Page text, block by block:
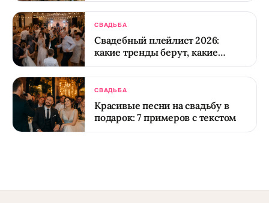
СВАДЬБА
Свадебный плейлист 2026:
какие тренды берут, какие
отжили
СВАДЬБА
Красивые песни на свадьбу в
подарок: 7 примеров с текстом